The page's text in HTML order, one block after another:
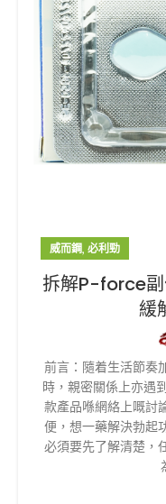
威而鋼, 必利勁
拆解P-force副
緩
前言：隨着生活節奏
時，親密關係上亦遇
款產品喺網絡上嘅討
便，想一藥解決勃起
必須要先了解清楚，